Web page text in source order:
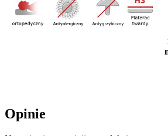
Opinie